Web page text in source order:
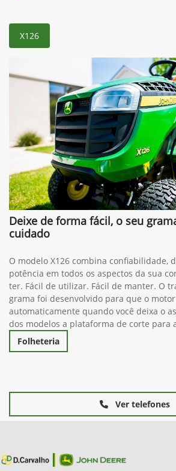
X126
Deixe de forma fácil, o seu
cuidado
O modelo X126 combina confiabilidade,
potência em todos os aspectos da sua
ter. Fácil de utilizar. Fácil de manter. O
grama foi desenvolvido para que o
automaticamente quando você deixa o
dos modelos a plataforma de corte para
Folheteria
Ver telefones